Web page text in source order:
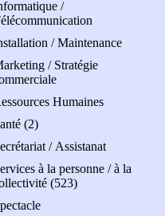
/
/ Maintenance
/ Stratégie
Humaines
(2)
/ Assistanat
à la personne / à la
(523)